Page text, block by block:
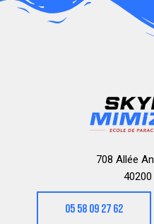
708 Allée
05 58 09 27 62